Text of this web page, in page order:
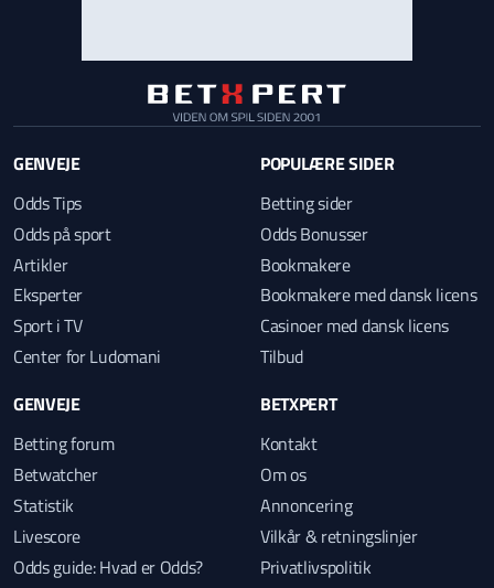
GENVEJE
Odds Tips
Odds på sport
Artikler
Eksperter
Sport i TV
Center for Ludomani
POPULÆRE SIDER
Betting sider
Odds Bonusser
Bookmakere
Bookmakere med dansk licens
Casinoer med dansk licens
Tilbud
GENVEJE
Betting forum
Betwatcher
Statistik
Livescore
Odds guide: Hvad er Odds?
BETXPERT
Kontakt
Om os
Annoncering
Vilkår & retningslinjer
Privatlivspolitik